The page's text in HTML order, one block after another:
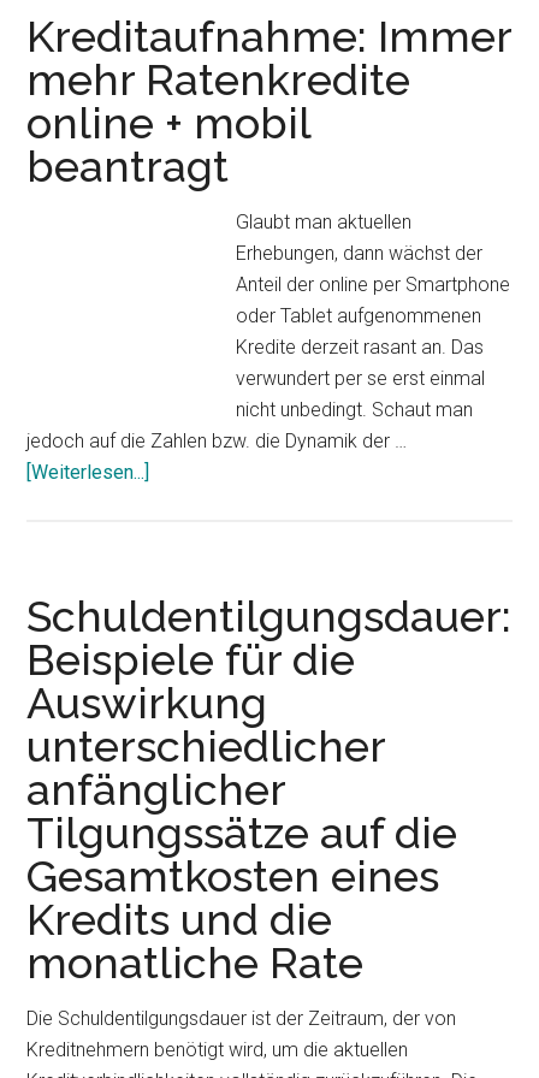
Tage
leihen
-
das
kostet
nur
Kreditaufnahme: Immer
mehr Ratenkredite
online + mobil
beantragt
Glaubt man aktuellen
Erhebungen, dann wächst der
Anteil der online per Smartphone
oder Tablet aufgenommenen
Kredite derzeit rasant an. Das
verwundert per se erst einmal
nicht unbedingt. Schaut man
jedoch auf die Zahlen bzw. die Dynamik der …
[Weiterlesen...]
online
+
mobil
beantragt
Schuldentilgungsdauer:
Beispiele für die
Auswirkung
unterschiedlicher
anfänglicher
Tilgungssätze auf die
Gesamtkosten eines
Kredits und die
monatliche Rate
Die Schuldentilgungsdauer ist der Zeitraum, der von
Kreditnehmern benötigt wird, um die aktuellen